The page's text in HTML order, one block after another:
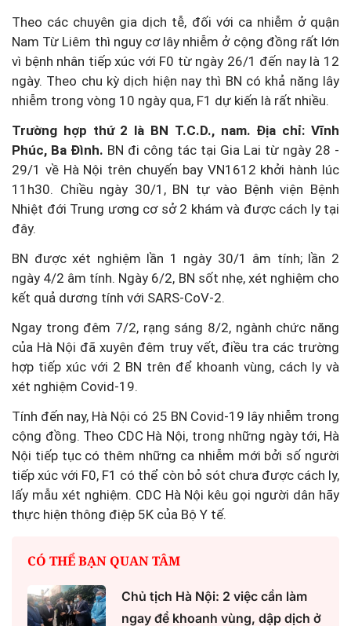
Theo các chuyên gia dịch tễ, đối với ca nhiễm ở quận
Nam Từ Liêm thì nguy cơ lây nhiễm ở cộng đồng rất lớn
vì bệnh nhân tiếp xúc với F0 từ ngày 26/1 đến nay là 12
ngày. Theo chu kỳ dịch hiện nay thì BN có khả năng lây
nhiễm trong vòng 10 ngày qua, F1 dự kiến là rất nhiều.
Trường hợp thứ 2 là BN T.C.D., nam. Địa chỉ: Vĩnh
Phúc, Ba Đình. BN đi công tác tại Gia Lai từ ngày 28 -
29/1 về Hà Nội trên chuyến bay VN1612 khởi hành lúc
11h30. Chiều ngày 30/1, BN tự vào Bệnh viện Bệnh
Nhiệt đới Trung ương cơ sở 2 khám và được cách ly tại
đây.
BN được xét nghiệm lần 1 ngày 30/1 âm tính; lần 2
ngày 4/2 âm tính. Ngày 6/2, BN sốt nhẹ, xét nghiệm cho
kết quả dương tính với SARS-CoV-2.
Ngay trong đêm 7/2, rạng sáng 8/2, ngành chức năng
của Hà Nội đã xuyên đêm truy vết, điều tra các trường
hợp tiếp xúc với 2 BN trên để khoanh vùng, cách ly và
xét nghiệm Covid-19.
Tính đến nay, Hà Nội có 25 BN Covid-19 lây nhiễm trong
cộng đồng. Theo CDC Hà Nội, trong những ngày tới, Hà
Nội tiếp tục có thêm những ca nhiễm mới bởi số người
tiếp xúc với F0, F1 có thể còn bỏ sót chưa được cách ly,
lấy mẫu xét nghiệm. CDC Hà Nội kêu gọi người dân hãy
thực hiện thông điệp 5K của Bộ Y tế.
CÓ THỂ BẠN QUAN TÂM
Chủ tịch Hà Nội: 2 việc cần làm
ngay để khoanh vùng, dập dịch ở